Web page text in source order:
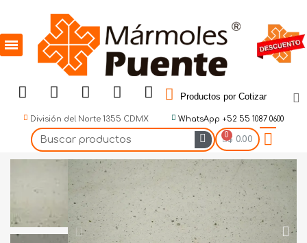
Productos por Cotizar
División del Norte 1355 CDMX WhatsApp +52 55 1087 0600
$ 0.00